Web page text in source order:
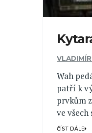
Wah
patří k
prvkům
ve všech
ČÍST DÁLE